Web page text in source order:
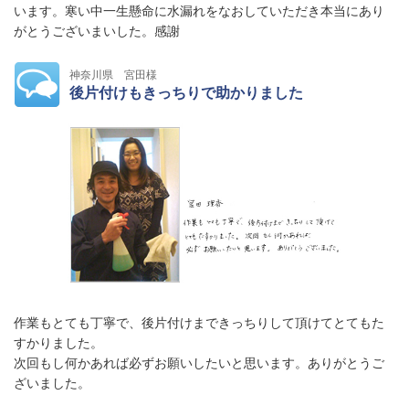
います。寒い中一生懸命に水漏れをなおしていただき本当にあり
がとうございまいした。感謝
神奈川県 宮田様
後片付けもきっちりで助かりました
作業もとても丁寧で、後片付けまできっちりして頂けてとてもた
すかりました。
次回もし何かあれば必ずお願いしたいと思います。ありがとうご
ざいました。